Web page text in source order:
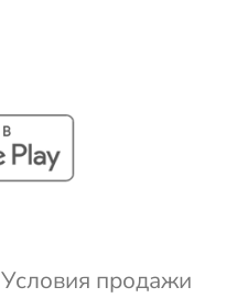
Условия продажи